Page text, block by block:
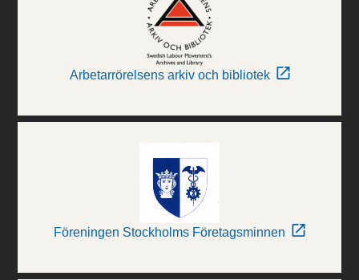
Arbetarrörelsens arkiv och bibliotek
Föreningen Stockholms Företagsminnen